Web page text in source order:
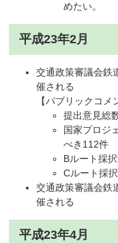
めたい。
平成23年2月
交通政策審議会鉄
催される
【パブリックコメ
提出意見総
国家プロジ
べき112件
Bルート採
Cルート採
交通政策審議会鉄
催される
平成23年4月